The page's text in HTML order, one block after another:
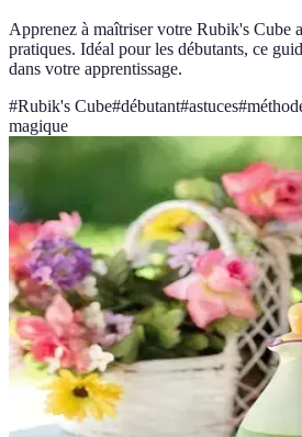
Apprenez à maîtriser votre Rubik's Cube
pratiques. Idéal pour les débutants, ce
dans votre apprentissage.
#Rubik's Cube#débutant#astuces#
magique